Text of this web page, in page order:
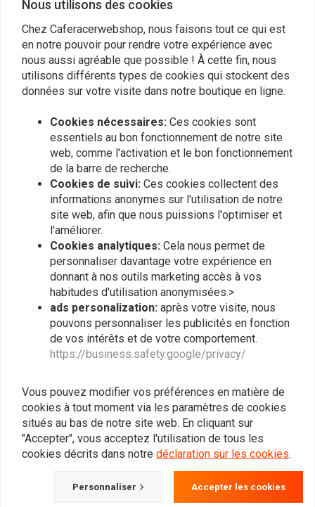
Ronald van Dorresteijn
Keurig afgewerkte tank. Super snelle
levering.
Magnus
Good quality
Plaats ook een review
Produits similaires
Réservoir de carburant
style rétro racing avec
accessoires - type 1
€144,95
Réservoir de carburant
avec accessoires - type 4
€129,94
Nous utilisons des cookies
Chez Caferacerwebshop, nous faisons tout ce qui est
en notre pouvoir pour rendre votre expérience avec
nous aussi agréable que possible ! À cette fin, nous
utilisons différents types de cookies qui stockent des
données sur votre visite dans notre boutique en ligne.
Cookies nécessaires: Ces cookies sont
essentiels au bon fonctionnement de notre site
web, comme l'activation et le bon fonctionnement
de la barre de recherche.
Cookies de suivi: Ces cookies collectent des
informations anonymes sur l'utilisation de notre
site web, afin que nous puissions l'optimiser et
l'améliorer.
Cookies analytiques: Cela nous permet de
personnaliser davantage votre expérience en
donnant à nos outils marketing accès à vos
habitudes d'utilisation anonymisées.>
ads personalization: après votre visite, nous
pouvons personnaliser les publicités en fonction
de vos intérêts et de votre comportement.
https://business.safety.google/privacy/
Vous pouvez modifier vos préférences en matière de
cookies à tout moment via les paramètres de cookies
situés au bas de notre site web. En cliquant sur
"Accepter", vous acceptez l'utilisation de tous les
cookies décrits dans notre déclaration sur les cookies.
Personnaliser Accepter les cookies